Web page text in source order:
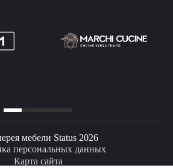
мебели Status 2026
персональных данных
Карта сайта